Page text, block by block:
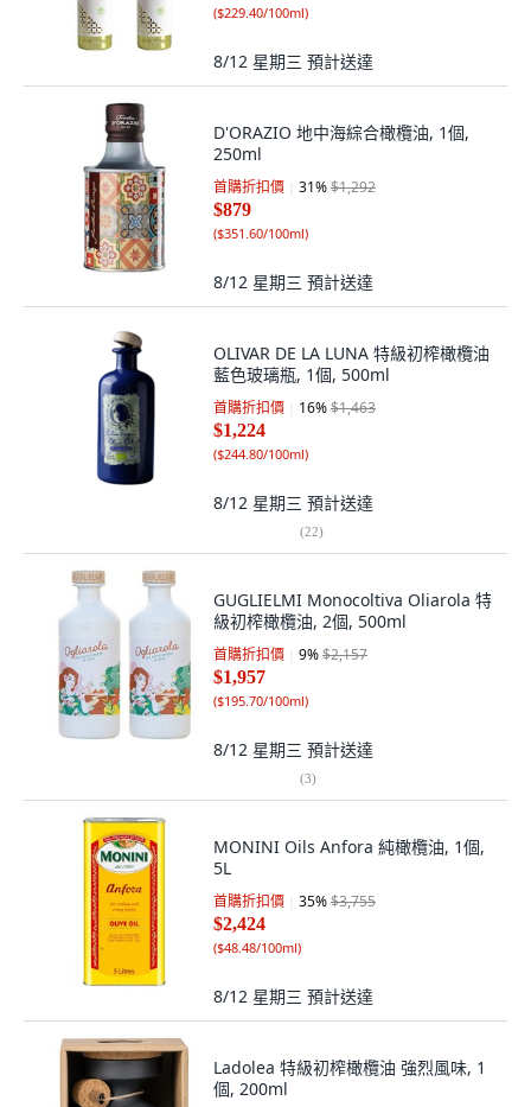
($229.40/100ml)
8/12 星期三 預計送達
D'ORAZIO 地中海綜合橄欖油, 1個,
250ml
首購折扣價 31%$1,292
$879
($351.60/100ml)
8/12 星期三 預計送達
OLIVAR DE LA LUNA 特級初榨橄欖油
藍色玻璃瓶, 1個, 500ml
首購折扣價 16%$1,463
$1,224
($244.80/100ml)
8/12 星期三 預計送達
(22)
GUGLIELMI Monocoltiva Oliarola 特
級初榨橄欖油, 2個, 500ml
首購折扣價 9%$2,157
$1,957
($195.70/100ml)
8/12 星期三 預計送達
(3)
MONINI Oils Anfora 純橄欖油, 1個,
5L
首購折扣價 35%$3,755
$2,424
($48.48/100ml)
8/12 星期三 預計送達
Ladolea 特級初榨橄欖油 強烈風味, 1
個, 200ml